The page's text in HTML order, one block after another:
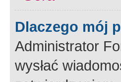
Dlaczego mój
Administrator
wysłać